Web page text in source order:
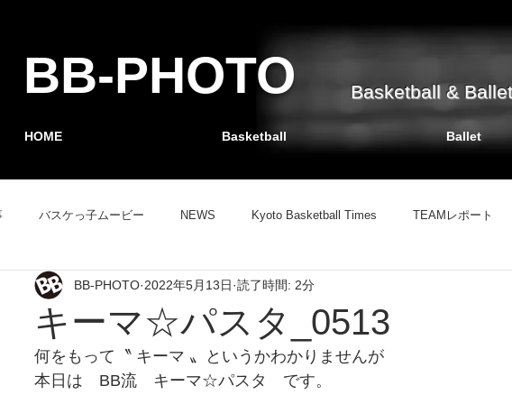
BB-PHOTO
HOME Basketball Ballet
Basketball &
バスケっ子ムービー NEWS Kyoto Basketball Times TEAMレポート
ム紹介 GAMEレポート TEAMレポート バスケット掲示板
キーマ☆パスタ_0513
BB-PHOTO 2022年5月13日 読了時間: 2分
何をもって〝 キーマ 〟というかわかりませんが
本日は　BB流　キーマ☆パスタ　です。